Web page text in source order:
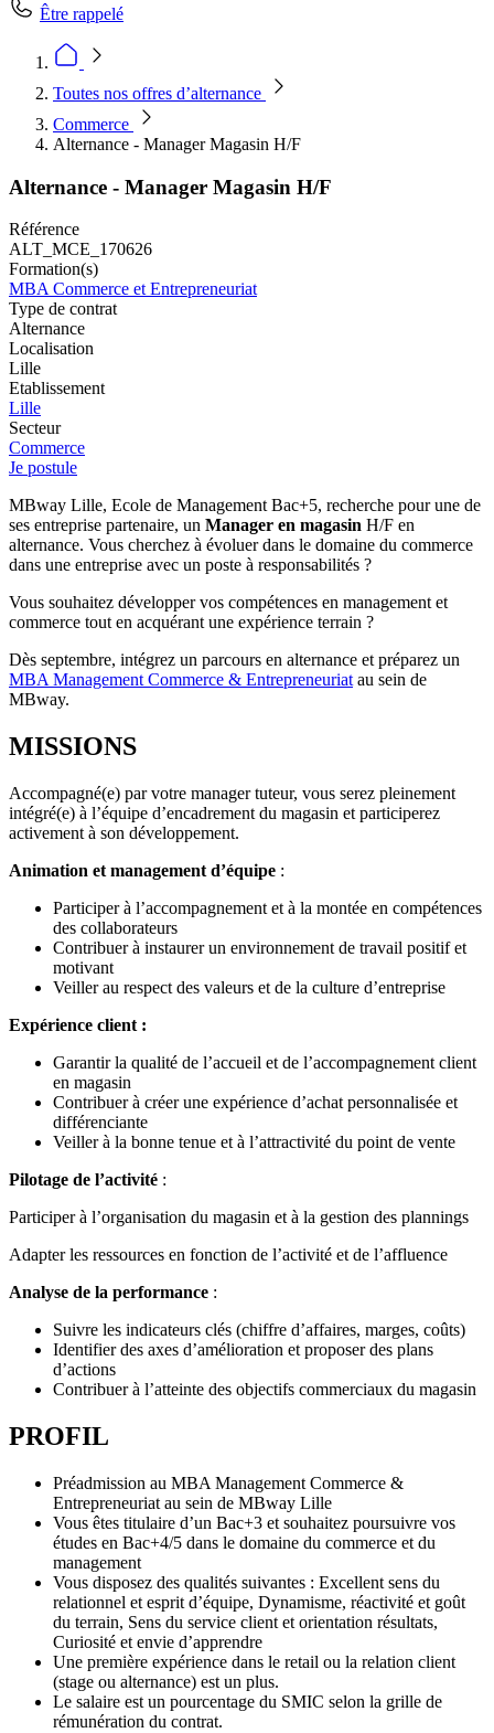
Être rappelé
Toutes nos offres d’alternance
Commerce
Alternance - Manager Magasin H/F
Alternance - Manager Magasin H/F
Référence
ALT_MCE_170626
Formation(s)
MBA Commerce et Entrepreneuriat
Type de contrat
Alternance
Localisation
Lille
Etablissement
Lille
Secteur
Commerce
Je postule
MBway Lille, Ecole de Management Bac+5, recherche pour une de
ses entreprise partenaire, un Manager en magasin H/F en
alternance. Vous cherchez à évoluer dans le domaine du commerce
dans une entreprise avec un poste à responsabilités ?
Vous souhaitez développer vos compétences en management et
commerce tout en acquérant une expérience terrain ?
Dès septembre, intégrez un parcours en alternance et préparez un
MBA Management Commerce & Entrepreneuriatau sein de
MBway.
MISSIONS
Accompagné(e) par votre manager tuteur, vous serez pleinement
intégré(e) à l’équipe d’encadrement du magasin et participerez
activement à son développement.
Animation et management d’équipe :
Participer à l’accompagnement et à la montée en compétences
des collaborateurs
Contribuer à instaurer un environnement de travail positif et
motivant
Veiller au respect des valeurs et de la culture d’entreprise
Expérience client :
Garantir la qualité de l’accueil et de l’accompagnement client
en magasin
Contribuer à créer une expérience d’achat personnalisée et
différenciante
Veiller à la bonne tenue et à l’attractivité du point de vente
Pilotage de l’activité :
Participer à l’organisation du magasin et à la gestion des plannings
Adapter les ressources en fonction de l’activité et de l’affluence
Analyse de la performance :
Suivre les indicateurs clés (chiffre d’affaires, marges, coûts)
Identifier des axes d’amélioration et proposer des plans
d’actions
Contribuer à l’atteinte des objectifs commerciaux du magasin
PROFIL
Préadmission au MBA Management Commerce &
Entrepreneuriat au sein de MBway Lille
Vous êtes titulaire d’un Bac+3 et souhaitez poursuivre vos
études en Bac+4/5 dans le domaine du commerce et du
management
Vous disposez des qualités suivantes : Excellent sens du
relationnel et esprit d’équipe, Dynamisme, réactivité et goût
du terrain, Sens du service client et orientation résultats,
Curiosité et envie d’apprendre
Une première expérience dans le retail ou la relation client
(stage ou alternance) est un plus.
Le salaire est un pourcentage du SMIC selon la grille de
rémunération du contrat.